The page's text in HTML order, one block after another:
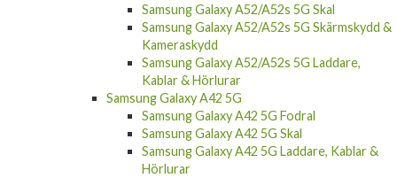
Samsung Galaxy A52/A52s 5G Skal
Samsung Galaxy A52/A52s 5G Skärmskydd &
Kameraskydd
Samsung Galaxy A52/A52s 5G Laddare,
Kablar & Hörlurar
Samsung Galaxy A42 5G
Samsung Galaxy A42 5G Fodral
Samsung Galaxy A42 5G Skal
Samsung Galaxy A42 5G Laddare, Kablar &
Hörlurar